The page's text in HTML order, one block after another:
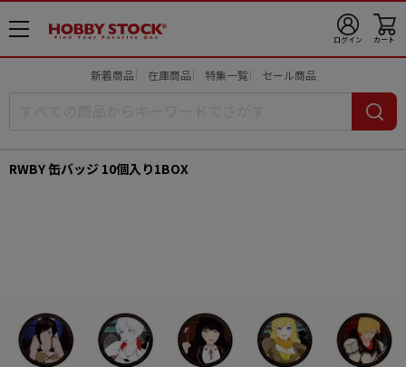
メ
ニ
ログイン カート
新着商品 在庫商品 特集一覧 セール商品
RWBY 缶バッジ 10個入り1BOX